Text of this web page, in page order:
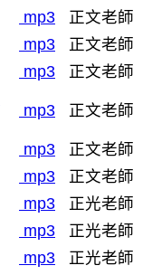
mp3
正文老師
mp3
正文老師
mp3 正文老師
mp3 正文老師
mp3
正文老師
mp3
正文老師
mp3
正光老師
mp3
正光老師
mp3
正光老師